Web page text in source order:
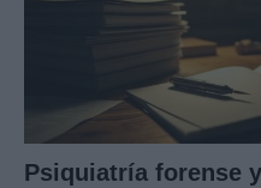
Psiquiatría forense